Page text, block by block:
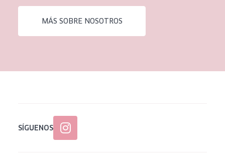
EDAD
MÁS SOBRE NOSOTROS
SÍGUENOS